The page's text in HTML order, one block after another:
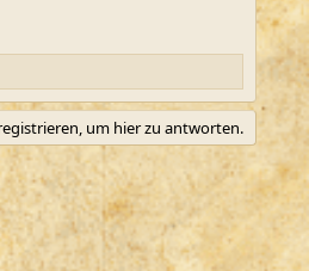
um hier zu antworten.